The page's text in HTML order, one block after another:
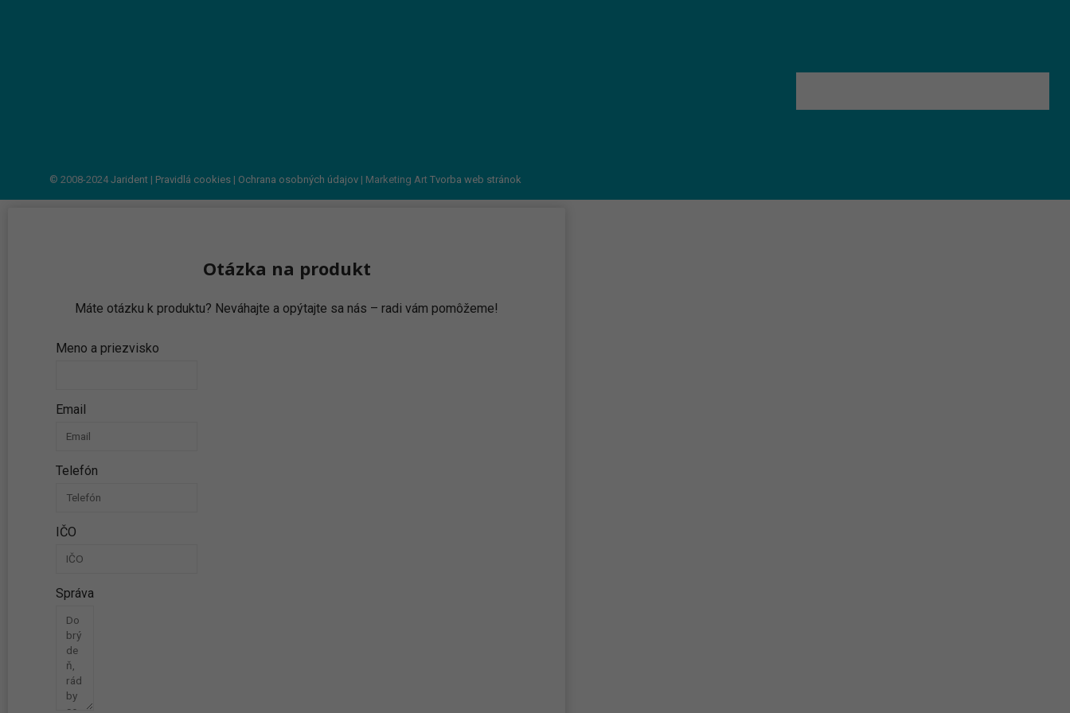
© 2008-2024Jarident | Pravidlá cookies | Ochrana osobných údajov | Marketing Art Tvorba web stránok
Otázka na produkt
Máte otázku k produktu? Neváhajte a opýtajte sa nás – radi vám pomôžeme!
Meno a priezvisko
Email
Telefón
IČO
Správa